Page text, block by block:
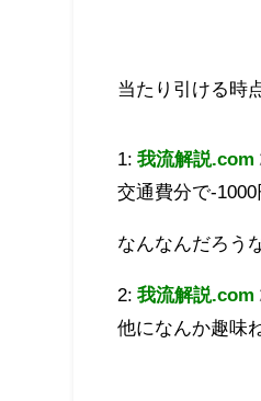
当たり引ける時
1:我流解説.com
交通費分で-1000
なんなんだろう
2:我流解説.com
他になんか趣味